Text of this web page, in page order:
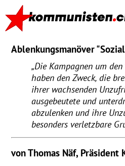
Ablenkungsmanöver
Die Kampagnen um
haben den Zweck, die
ihrer wachsenden
ausgebeutete und
abzulenken und ihre
besonders verletzbare
von Thomas Näf, Präsident